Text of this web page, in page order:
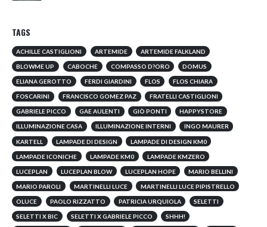
TAGS
ACHILLE CASTIGLIONI ARTEMIDE ARTEMIDE FALKLAND
BLOWME UP CABOCHE COMPASSO D?ORO DOMUS
ELIANA GEROTTO FERDI GIARDINI FLOS FLOS CHIARA
FOSCARINI FRANCISCO GOMEZ PAZ FRATELLI CASTIGLIONI
GABRIELE PICCO GAE AULENTI GIÒ PONTI HAPPYSTORE
ILLUMINAZIONE CASA ILLUMINAZIONE INTERNI INGO MAURER
KARTELL LAMPADE DI DESIGN LAMPADE DI DESIGN KM0
LAMPADE ICONICHE LAMPADE KM0 LAMPADE KMZERO
LUCEPLAN LUCEPLAN BLOW LUCEPLAN HOPE MARIO BELLINI
MARIO PAROLI MARTINELLI LUCE MARTINELLI LUCE PIPISTRELLO
OLUCE PAOLO RIZZATTO PATRICIA URQUIOLA SELETTI
SELETTI X BIC SELETTI X GABRIELE PICCO SHHH!